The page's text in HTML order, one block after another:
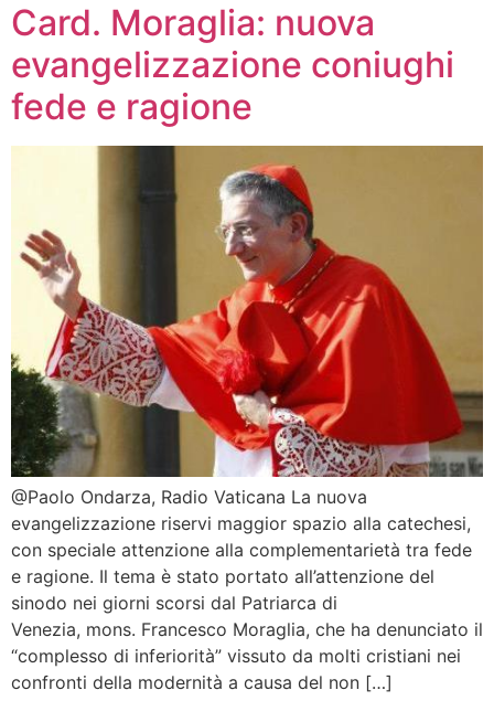
Card. Moraglia: nuova
evangelizzazione coniughi
fede e ragione
@Paolo Ondarza, Radio Vaticana La nuova
evangelizzazione riservi maggior spazio alla catechesi,
con speciale attenzione alla complementarietà tra fede
e ragione. Il tema è stato portato all’attenzione del
sinodo nei giorni scorsi dal Patriarca di
Venezia, mons. Francesco Moraglia, che ha denunciato il
“complesso di inferiorità” vissuto da molti cristiani nei
confronti della modernità a causa del non […]